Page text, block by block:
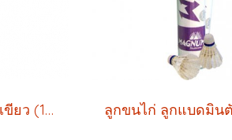
ลูกแบดมินตัน ตั้งไห่เขียว (1 หลอด บรรจุ 12 ลูก)ลูกแบดมินตัน